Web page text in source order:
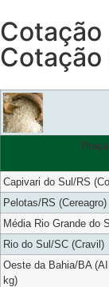
Cotação
Cotação
Praça
Capivari do Sul/RS
Pelotas/RS (Cereagro)
Média Rio Grande do
Rio do Sul/SC (Cravil)
Oeste da Bahia/BA
kg)